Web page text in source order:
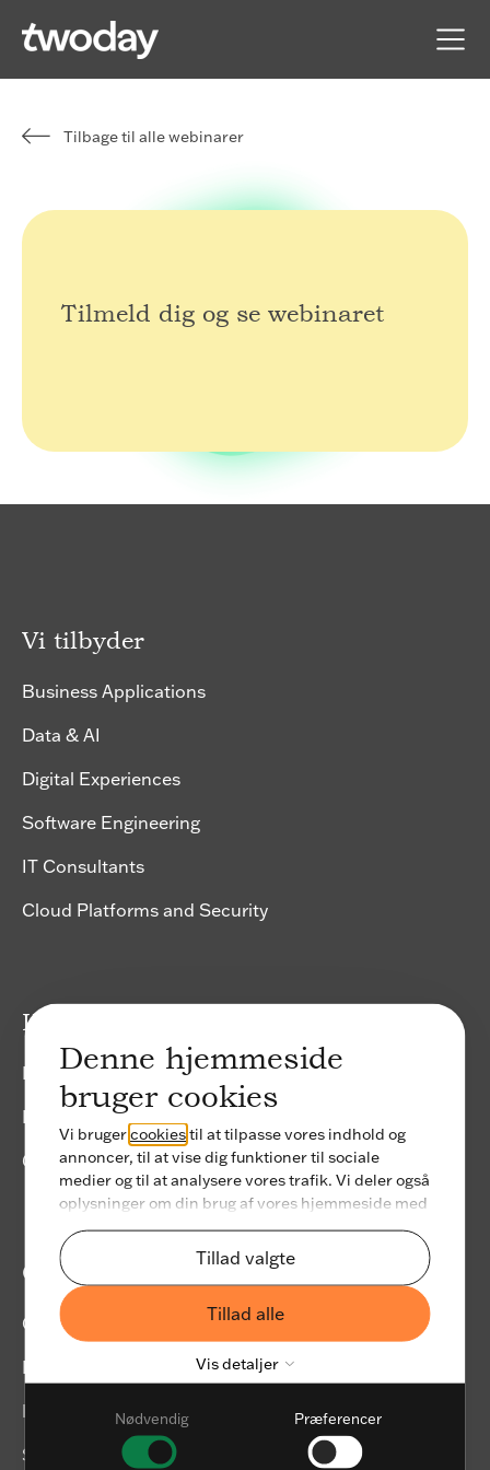
Denne hjemmeside
bruger cookies
Vi brugercookiestil at tilpasse vores indhold og
annoncer, til at vise dig funktioner til sociale
medier og til at analysere vores trafik. Vi deler også
oplysninger om din brug af vores hjemmeside med
vores partnere inden for sociale medier,
annonceringspartnere og analysepartnere. Vores
partnere kan kombinere disse data med andre
oplysninger, du har givet dem, eller som de har
indsamlet fra din brug af deres tjenester.
Tillad valgte
Tillad alle
Vis detaljer
Nødvendig
Nødvendig Præferencer
Tilbage til alle webinarer
Tilmeld dig og se webinaret
Vi tilbyder
Business Applications
Data & AI
Digital Experiences
Software Engineering
IT Consultants
Cloud Platforms and Security
Karriere
Ledige stillinger
Bliv freelancer
Graduateprogram
Om twoday
Om twoday
Bæredygtighed
Kontakt os
Support